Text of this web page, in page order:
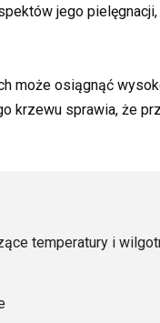
jego
może osiągnąć
krzewu sprawia, że
temperatury i